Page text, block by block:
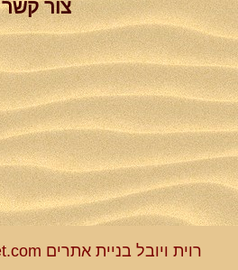
צור קשר
רוית ויובל בניית אתרים significnet.com